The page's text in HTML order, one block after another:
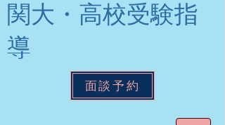
関大・高校受験指
導
面談予約